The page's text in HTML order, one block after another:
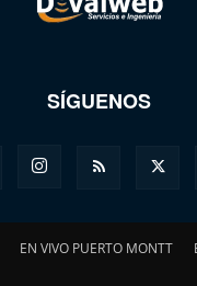
SÍGUENOS
EN VIVO PUERTO MONTT